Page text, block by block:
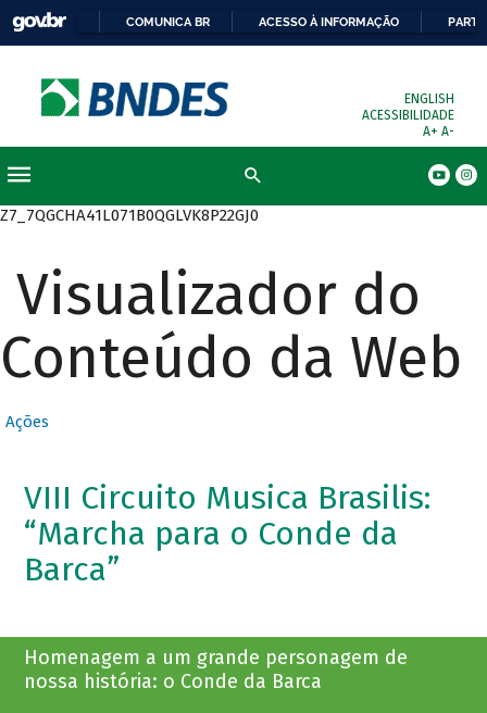
COMUNICA BR ACESSO À INFORMAÇÃO
ENGLISH
ACESSIBILIDADE
A+ A-
Z7_7QGCHA41L071B0QGLVK8P22GJ0
Visualizador do
Conteúdo da Web
Ações
VIII Circuito Musica Brasilis:
“Marcha para o Conde da
Barca”
Homenagem a um grande personagem de
nossa história: o Conde da Barca